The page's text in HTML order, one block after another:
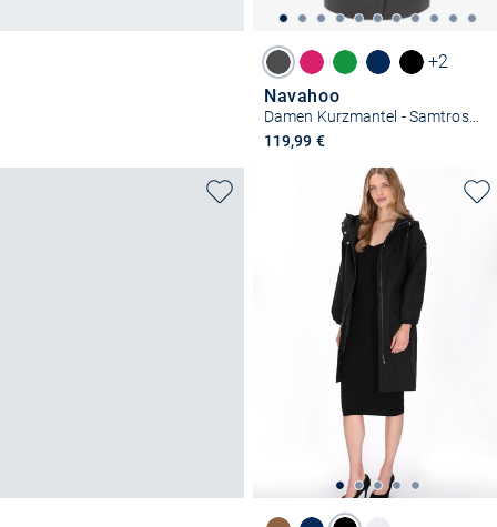
+2
Navahoo
Damen Kurzmantel - Samtrose 14
119,99 €